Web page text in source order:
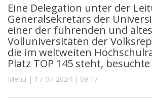
Eine Delegation unter der
Generalsekretärs der
einer der führenden und
Volluniversitäten der
die im weltweiten
Platz TOP 145 steht,
Menu | 17-07-2024 | 09:17